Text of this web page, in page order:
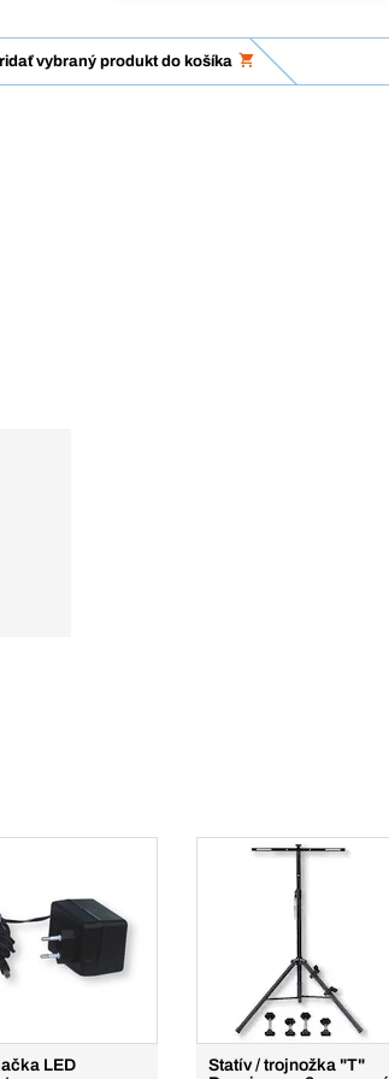
vybraný produkt do košíka
LED
Statív / trojnožka "T"